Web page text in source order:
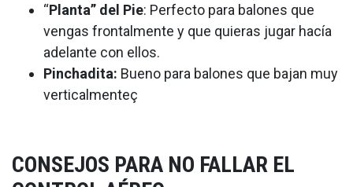
“Planta” del Pie: Perfecto para balones que
vengas frontalmente y que quieras jugar hacía
adelante con ellos.
Pinchadita: Bueno para balones que bajan muy
verticalmenteç
CONSEJOS PARA NO FALLAR EL